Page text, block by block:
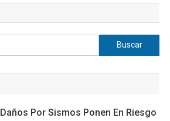
Buscar:
Daños Por Sismos Ponen En Riesgo